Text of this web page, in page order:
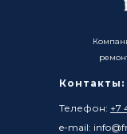
Контакты:
Телефон: +7
e-mail: